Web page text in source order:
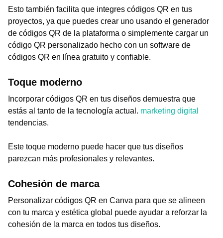
Esto también facilita que integres códigos QR en tus
proyectos, ya que puedes crear uno usando el generador
de códigos QR de la plataforma o simplemente cargar un
código QR personalizado hecho con un software de
códigos QR en línea gratuito y confiable.
Toque moderno
Incorporar códigos QR en tus diseños demuestra que
estás al tanto de la tecnología actual. marketing digital
tendencias.
Este toque moderno puede hacer que tus diseños
parezcan más profesionales y relevantes.
Cohesión de marca
Personalizar códigos QR en Canva para que se alineen
con tu marca y estética global puede ayudar a reforzar la
cohesión de la marca en todos tus diseños.